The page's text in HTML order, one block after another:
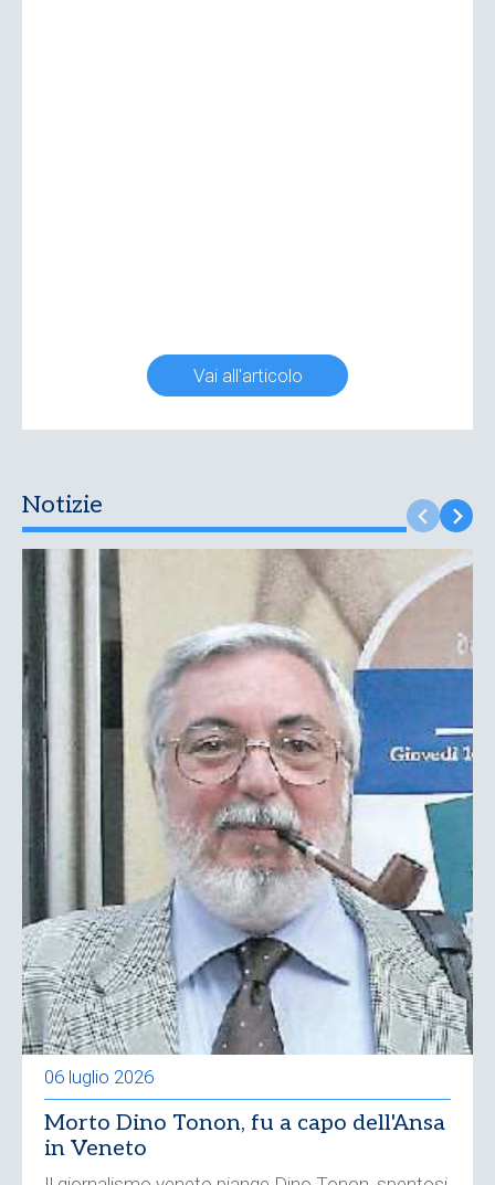
Vai all'articolo
Notizie
06 luglio 2026
Morto Dino Tonon, fu a capo dell'Ansa
in Veneto